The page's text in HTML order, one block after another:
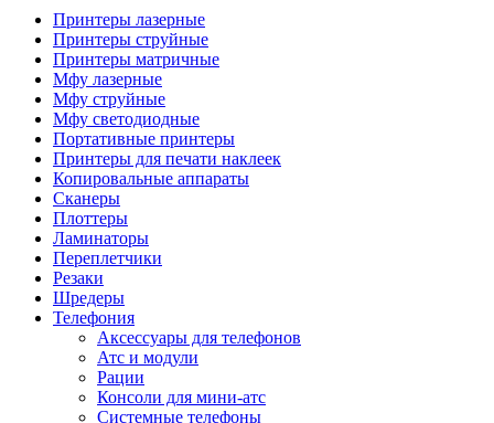
Камеры для видеоконференцсвязи
Аксессуары для видеоконференцсвязи
Системы безопасности и умный дом
Комплекты видеонаблюдения
Мониторы и видеостены
Регистраторы
Замки
Терминалы доступа
Охранно-пожарная сигнализация
Принтеры лазерные
Принтеры струйные
Принтеры матричные
Мфу лазерные
Мфу струйные
Мфу светодиодные
Портативные принтеры
Принтеры для печати наклеек
Копировальные аппараты
Сканеры
Плоттеры
Ламинаторы
Переплетчики
Резаки
Шредеры
Телефония
Аксессуары для телефонов
Атс и модули
Рации
Консоли для мини-атс
Системные телефоны